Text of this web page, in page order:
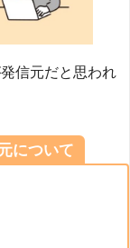
信元だと思われ
について